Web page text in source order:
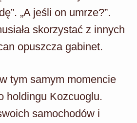
„A jeśli on umrze?”.
skorzystać z innych
opuszcza gabinet.
tym samym momencie
holdingu Kozcuoglu.
samochodów i